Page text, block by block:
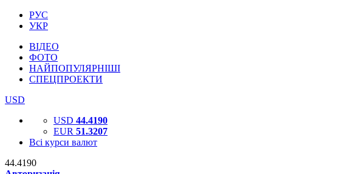
РУС
УКР
ВІДЕО
ФОТО
НАЙПОПУЛЯРНІШІ
СПЕЦПРОЕКТИ
USD
USD 44.4190
EUR 51.3207
Всі курси валют
44.4190